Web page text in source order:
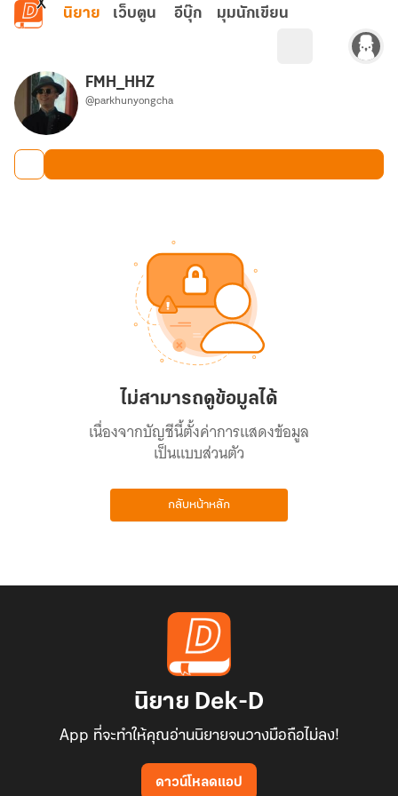
ข้ามไปยังเนื้อหาหลัก
นิยาย เว็บตูน อีบุ๊ก มุมนักเขียน
FMH_HHZ
@parkhunyongcha
ไม่สามารถดูข้อมูลได้
เนื่องจากบัญชีนี้ตั้งค่าการแสดงข้อมูล
เป็นแบบส่วนตัว
กลับหน้าหลัก
นิยาย Dek-D
App ที่จะทำให้คุณอ่านนิยายจนวางมือถือไม่ลง!
ดาวน์โหลดแอป